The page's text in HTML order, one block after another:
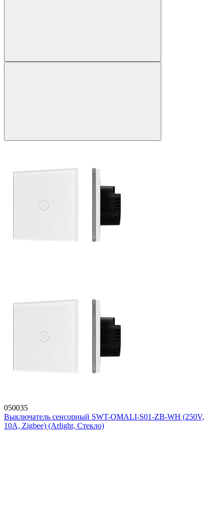
050035
Выключатель сенсорный SWT-OMALI-S01-ZB-WH (250V,
10A, Zigbee) (Arlight, Стекло)